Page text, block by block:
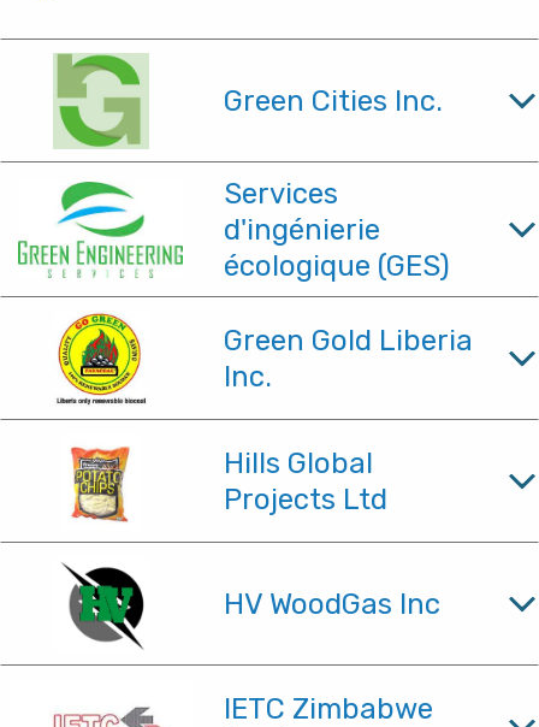
Green Cities Inc.
Services
d'ingénierie
écologique (GES)
Green Gold Liberia
Inc.
Hills Global
Projects Ltd
HV WoodGas Inc
IETC Zimbabwe